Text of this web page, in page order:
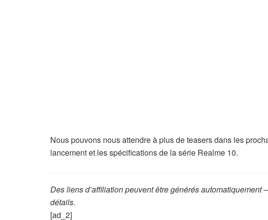
Nous pouvons nous attendre à plus de teasers dans les
lancement et les spécifications de la série Realme 10.
Des liens d’affiliation peuvent être générés automatiquement
détails.
[ad_2]